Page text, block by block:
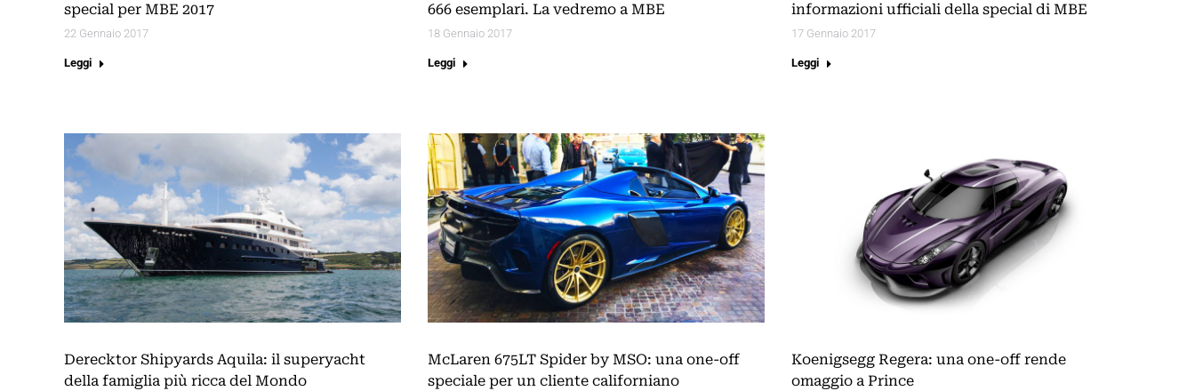
special per MBE 2017
22 Gennaio 2017
Leggi
666 esemplari. La vedremo a MBE
18 Gennaio 2017
Leggi
informazioni ufficiali della special di MBE
17 Gennaio 2017
Leggi
Derecktor Shipyards Aquila: il superyacht
della famiglia più ricca del Mondo
McLaren 675LT Spider by MSO: una one-off
speciale per un cliente californiano
Koenigsegg Regera: una one-off rende
omaggio a Prince